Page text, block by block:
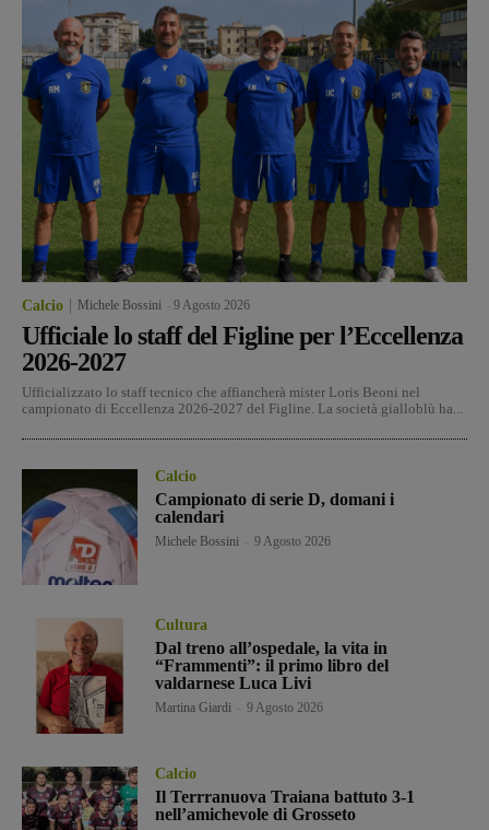
Calcio Michele Bossini 9 Agosto 2026
Ufficiale lo staff del Figline per l’Eccellenza
2026-2027
Ufficializzato lo staff tecnico che affiancherà mister Loris Beoni nel
campionato di Eccellenza 2026-2027 del Figline. La società gialloblù ha...
Calcio
Campionato di serie D, domani i
calendari
Michele Bossini 9 Agosto 2026
Cultura
Dal treno all’ospedale, la vita in
“Frammenti”: il primo libro del
valdarnese Luca Livi
Martina Giardi 9 Agosto 2026
Calcio
Il Terrranuova Traiana battuto 3-1
nell’amichevole di Grosseto